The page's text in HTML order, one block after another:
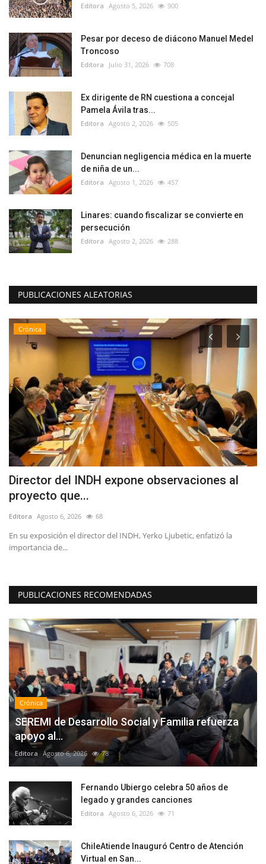
Editora Agosto 5, 2026 900
Pesar por deceso de diácono Manuel Medel
Troncoso
Editora Julio 31, 2026 708
Ex dirigente de RN cuestiona a concejal
Pamela Ávila tras...
Editora Agosto 2, 2026 505
Denuncian negligencia médica en la muerte
de niña de un...
Editora Agosto 1, 2026 457
Linares: cuando fiscalizar se convierte en
persecución
Editora Agosto 2, 2026 288
PUBLICACIONES ALEATORIAS
Crónica
Director del INDH expone observaciones al
proyecto que...
Editora Agosto 6, 2026 68
En su exposición el director del INDH, Yerko Ljubetic, enfatizó la
importancia de...
PUBLICACIONES RECOMENDADAS
Crónica
SEREMI de Desarrollo Social y Familia refuerza
apoyo al...
Editora Agosto 6, 2026 78
Fernando Ubiergo celebra 50 años de
legado y grandes canciones
Editora Agosto 6, 2026 71
ChileAtiende Inauguró Centro de Atención
Virtual en San...